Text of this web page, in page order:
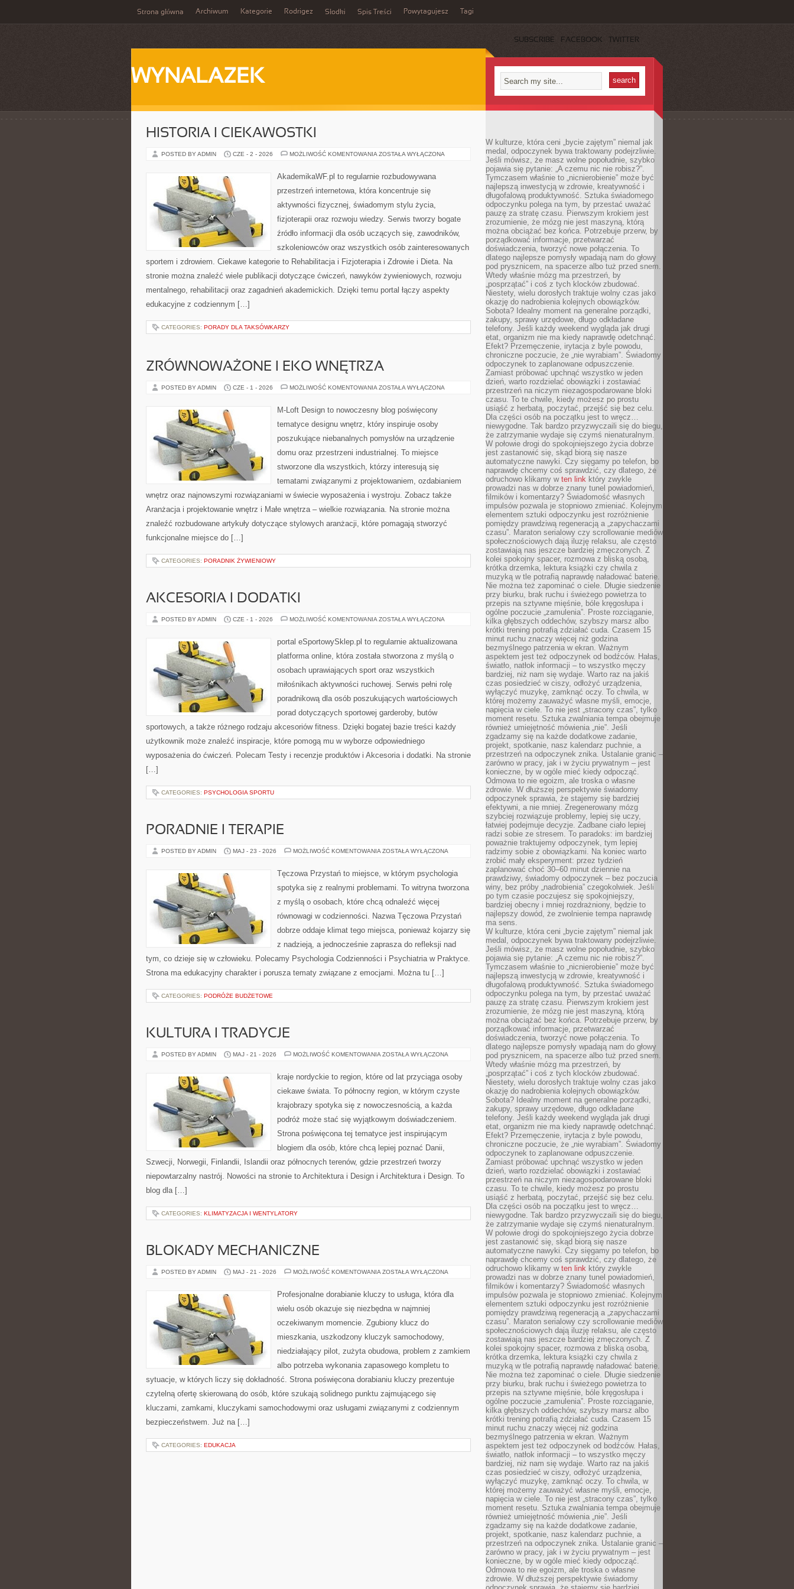
Strona główna Archiwum Kategorie Rodrigez Słodki Spis Treści Powytagujesz Tagi
SUBSCRIBE FACEBOOK TWITTER
WYNALAZEK
HISTORIA I CIEKAWOSTKI
POSTED BY ADMIN CZE - 2 - 2026 MOŻLIWOŚĆ KOMENTOWANIA HISTORIA
ZOSTAŁA WYŁĄCZONA
AkademikaWF.pl to regularnie rozbudowywana
przestrzeń internetowa, która koncentruje się
aktywności fizycznej, świadomym stylu życia,
fizjoterapii oraz rozwoju wiedzy. Serwis tworzy bogate
źródło informacji dla osób uczących się, zawodników,
szkoleniowców oraz wszystkich osób zainteresowanych
sportem i zdrowiem. Ciekawe kategorie to Rehabilitacja i Fizjoterapia i Zdrowie i Dieta. Na
stronie można znaleźć wiele publikacji dotyczące ćwiczeń, nawyków żywieniowych, rozwoju
mentalnego, rehabilitacji oraz zagadnień akademickich. Dzięki temu portal łączy aspekty
edukacyjne z codziennym […]
CATEGORIES: PORADY DLA TAKSÓWKARZY
ZRÓWNOWAŻONE I EKO WNĘTRZA
POSTED BY ADMIN CZE - 1 - 2026 MOŻLIWOŚĆ KOMENTOWANIA ZRÓWNOWAŻONE
WNĘTRZA
ZOSTAŁA WYŁĄCZONA
M-Loft Design to nowoczesny blog poświęcony
tematyce designu wnętrz, który inspiruje osoby
poszukujące niebanalnych pomysłów na urządzenie
domu oraz przestrzeni industrialnej. To miejsce
stworzone dla wszystkich, którzy interesują się
tematami związanymi z projektowaniem, ozdabianiem
wnętrz oraz najnowszymi rozwiązaniami w świecie wyposażenia i wystroju. Zobacz także
Aranżacja i projektowanie wnętrz i Małe wnętrza – wielkie rozwiązania. Na stronie można
znaleźć rozbudowane artykuły dotyczące stylowych aranżacji, które pomagają stworzyć
funkcjonalne miejsce do […]
CATEGORIES: PORADNIK ŻYWIENIOWY
AKCESORIA I DODATKI
POSTED BY ADMIN CZE - 1 - 2026 MOŻLIWOŚĆ KOMENTOWANIA AKCESORIA
ZOSTAŁA WYŁĄCZONA
portal eSportowySklep.pl to regularnie aktualizowana
platforma online, która została stworzona z myślą o
osobach uprawiających sport oraz wszystkich
miłośnikach aktywności ruchowej. Serwis pełni rolę
poradnikową dla osób poszukujących wartościowych
porad dotyczących sportowej garderoby, butów
sportowych, a także różnego rodzaju akcesoriów fitness. Dzięki bogatej bazie treści każdy
użytkownik może znaleźć inspiracje, które pomogą mu w wyborze odpowiedniego
wyposażenia do ćwiczeń. Polecam Testy i recenzje produktów i Akcesoria i dodatki. Na stronie
[…]
CATEGORIES: PSYCHOLOGIA SPORTU
PORADNIE I TERAPIE
POSTED BY ADMIN MAJ - 23 - 2026 MOŻLIWOŚĆ KOMENTOWANIA PORADNIE
ZOSTAŁA WYŁĄCZONA
Tęczowa Przystań to miejsce, w którym psychologia
spotyka się z realnymi problemami. To witryna tworzona
z myślą o osobach, które chcą odnaleźć więcej
równowagi w codzienności. Nazwa Tęczowa Przystań
dobrze oddaje klimat tego miejsca, ponieważ kojarzy się
z nadzieją, a jednocześnie zaprasza do refleksji nad
tym, co dzieje się w człowieku. Polecamy Psychologia Codzienności i Psychiatria w Praktyce.
Strona ma edukacyjny charakter i porusza tematy związane z emocjami. Można tu […]
CATEGORIES: PODRÓŻE BUDŻETOWE
KULTURA I TRADYCJE
POSTED BY ADMIN MAJ - 21 - 2026 MOŻLIWOŚĆ KOMENTOWANIA KULTURA
ZOSTAŁA WYŁĄCZONA
kraje nordyckie to region, które od lat przyciąga osoby
ciekawe świata. To północny region, w którym czyste
krajobrazy spotyka się z nowoczesnością, a każda
podróż może stać się wyjątkowym doświadczeniem.
Strona poświęcona tej tematyce jest inspirującym
blogiem dla osób, które chcą lepiej poznać Danii,
Szwecji, Norwegii, Finlandii, Islandii oraz północnych terenów, gdzie przestrzeń tworzy
niepowtarzalny nastrój. Nowości na stronie to Architektura i Design i Architektura i Design. To
blog dla […]
CATEGORIES: KLIMATYZACJA I WENTYLATORY
BLOKADY MECHANICZNE
POSTED BY ADMIN MAJ - 21 - 2026 MOŻLIWOŚĆ KOMENTOWANIA BLOKADY
ZOSTAŁA WYŁĄCZONA
Profesjonalne dorabianie kluczy to usługa, która dla
wielu osób okazuje się niezbędna w najmniej
oczekiwanym momencie. Zgubiony klucz do
mieszkania, uszkodzony kluczyk samochodowy,
niedziałający pilot, zużyta obudowa, problem z zamkiem
albo potrzeba wykonania zapasowego kompletu to
sytuacje, w których liczy się dokładność. Strona poświęcona dorabianiu kluczy prezentuje
czytelną ofertę skierowaną do osób, które szukają solidnego punktu zajmującego się
kluczami, zamkami, kluczykami samochodowymi oraz usługami związanymi z codziennym
bezpieczeństwem. Już na […]
CATEGORIES: EDUKACJA
W kulturze, która ceni „bycie zajętym” niemal jak
medal, odpoczynek bywa traktowany podejrzliwie.
Jeśli mówisz, że masz wolne popołudnie, szybko
pojawia się pytanie: „A czemu nic nie robisz?”.
Tymczasem właśnie to „nicnierobienie” może być
najlepszą inwestycją w zdrowie, kreatywność i
długofalową produktywność. Sztuka świadomego
odpoczynku polega na tym, by przestać uważać
pauzę za stratę czasu. Pierwszym krokiem jest
zrozumienie, że mózg nie jest maszyną, którą
można obciążać bez końca. Potrzebuje przerw, by
porządkować informacje, przetwarzać
doświadczenia, tworzyć nowe połączenia. To
dlatego najlepsze pomysły wpadają nam do głowy
pod prysznicem, na spacerze albo tuż przed snem.
Wtedy właśnie mózg ma przestrzeń, by
„posprzątać” i coś z tych klocków zbudować.
Niestety, wielu dorosłych traktuje wolny czas jako
okazję do nadrobienia kolejnych obowiązków.
Sobota? Idealny moment na generalne porządki,
zakupy, sprawy urzędowe, długo odkładane
telefony. Jeśli każdy weekend wygląda jak drugi
etat, organizm nie ma kiedy naprawdę odetchnąć.
Efekt? Przemęczenie, irytacja z byle powodu,
chroniczne poczucie, że „nie wyrabiam”. Świadomy
odpoczynek to zaplanowane odpuszczenie.
Zamiast próbować upchnąć wszystko w jeden
dzień, warto rozdzielać obowiązki i zostawiać
przestrzeń na niczym niezagospodarowane bloki
czasu. To te chwile, kiedy możesz po prostu
usiąść z herbatą, poczytać, przejść się bez celu.
Dla części osób na początku jest to wręcz…
niewygodne. Tak bardzo przyzwyczaili się do biegu,
że zatrzymanie wydaje się czymś nienaturalnym.
W połowie drogi do spokojniejszego życia dobrze
jest zastanowić się, skąd biorą się nasze
automatyczne nawyki. Czy sięgamy po telefon, bo
naprawdę chcemy coś sprawdzić, czy dlatego, że
odruchowo klikamy w ten link który zwykle
prowadzi nas w dobrze znany tunel powiadomień,
filmików i komentarzy? Świadomość własnych
impulsów pozwala je stopniowo zmieniać. Kolejnym
elementem sztuki odpoczynku jest rozróżnienie
pomiędzy prawdziwą regeneracją a „zapychaczami
czasu”. Maraton serialowy czy scrollowanie mediów
społecznościowych dają iluzję relaksu, ale często
zostawiają nas jeszcze bardziej zmęczonych. Z
kolei spokojny spacer, rozmowa z bliską osobą,
krótka drzemka, lektura książki czy chwila z
muzyką w tle potrafią naprawdę naładować baterie.
Nie można też zapominać o ciele. Długie siedzenie
przy biurku, brak ruchu i świeżego powietrza to
przepis na sztywne mięśnie, bóle kręgosłupa i
ogólne poczucie „zamulenia”. Proste rozciąganie,
kilka głębszych oddechów, szybszy marsz albo
krótki trening potrafią zdziałać cuda. Czasem 15
minut ruchu znaczy więcej niż godzina
bezmyślnego patrzenia w ekran. Ważnym
aspektem jest też odpoczynek od bodźców. Hałas,
światło, natłok informacji – to wszystko męczy
bardziej, niż nam się wydaje. Warto raz na jakiś
czas posiedzieć w ciszy, odłożyć urządzenia,
wyłączyć muzykę, zamknąć oczy. To chwila, w
której możemy zauważyć własne myśli, emocje,
napięcia w ciele. To nie jest „stracony czas”, tylko
moment resetu. Sztuka zwalniania tempa obejmuje
również umiejętność mówienia „nie”. Jeśli
zgadzamy się na każde dodatkowe zadanie,
projekt, spotkanie, nasz kalendarz puchnie, a
przestrzeń na odpoczynek znika. Ustalanie granic –
zarówno w pracy, jak i w życiu prywatnym – jest
konieczne, by w ogóle mieć kiedy odpocząć.
Odmowa to nie egoizm, ale troska o własne
zdrowie. W dłuższej perspektywie świadomy
odpoczynek sprawia, że stajemy się bardziej
efektywni, a nie mniej. Zregenerowany mózg
szybciej rozwiązuje problemy, lepiej się uczy,
łatwiej podejmuje decyzje. Zadbane ciało lepiej
radzi sobie ze stresem. To paradoks: im bardziej
poważnie traktujemy odpoczynek, tym lepiej
radzimy sobie z obowiązkami. Na koniec warto
zrobić mały eksperyment: przez tydzień
zaplanować choć 30–60 minut dziennie na
prawdziwy, świadomy odpoczynek – bez poczucia
winy, bez próby „nadrobienia” czegokolwiek. Jeśli
po tym czasie poczujesz się spokojniejszy,
bardziej obecny i mniej rozdrażniony, będzie to
najlepszy dowód, że zwolnienie tempa naprawdę
ma sens.
W kulturze, która ceni „bycie zajętym” niemal jak
medal, odpoczynek bywa traktowany podejrzliwie.
Jeśli mówisz, że masz wolne popołudnie, szybko
pojawia się pytanie: „A czemu nic nie robisz?”.
Tymczasem właśnie to „nicnierobienie” może być
najlepszą inwestycją w zdrowie, kreatywność i
długofalową produktywność. Sztuka świadomego
odpoczynku polega na tym, by przestać uważać
pauzę za stratę czasu. Pierwszym krokiem jest
zrozumienie, że mózg nie jest maszyną, którą
można obciążać bez końca. Potrzebuje przerw, by
porządkować informacje, przetwarzać
doświadczenia, tworzyć nowe połączenia. To
dlatego najlepsze pomysły wpadają nam do głowy
pod prysznicem, na spacerze albo tuż przed snem.
Wtedy właśnie mózg ma przestrzeń, by
„posprzątać” i coś z tych klocków zbudować.
Niestety, wielu dorosłych traktuje wolny czas jako
okazję do nadrobienia kolejnych obowiązków.
Sobota? Idealny moment na generalne porządki,
zakupy, sprawy urzędowe, długo odkładane
telefony. Jeśli każdy weekend wygląda jak drugi
etat, organizm nie ma kiedy naprawdę odetchnąć.
Efekt? Przemęczenie, irytacja z byle powodu,
chroniczne poczucie, że „nie wyrabiam”. Świadomy
odpoczynek to zaplanowane odpuszczenie.
Zamiast próbować upchnąć wszystko w jeden
dzień, warto rozdzielać obowiązki i zostawiać
przestrzeń na niczym niezagospodarowane bloki
czasu. To te chwile, kiedy możesz po prostu
usiąść z herbatą, poczytać, przejść się bez celu.
Dla części osób na początku jest to wręcz…
niewygodne. Tak bardzo przyzwyczaili się do biegu,
że zatrzymanie wydaje się czymś nienaturalnym.
W połowie drogi do spokojniejszego życia dobrze
jest zastanowić się, skąd biorą się nasze
automatyczne nawyki. Czy sięgamy po telefon, bo
naprawdę chcemy coś sprawdzić, czy dlatego, że
odruchowo klikamy w ten link który zwykle
prowadzi nas w dobrze znany tunel powiadomień,
filmików i komentarzy? Świadomość własnych
impulsów pozwala je stopniowo zmieniać. Kolejnym
elementem sztuki odpoczynku jest rozróżnienie
pomiędzy prawdziwą regeneracją a „zapychaczami
czasu”. Maraton serialowy czy scrollowanie mediów
społecznościowych dają iluzję relaksu, ale często
zostawiają nas jeszcze bardziej zmęczonych. Z
kolei spokojny spacer, rozmowa z bliską osobą,
krótka drzemka, lektura książki czy chwila z
muzyką w tle potrafią naprawdę naładować baterie.
Nie można też zapominać o ciele. Długie siedzenie
przy biurku, brak ruchu i świeżego powietrza to
przepis na sztywne mięśnie, bóle kręgosłupa i
ogólne poczucie „zamulenia”. Proste rozciąganie,
kilka głębszych oddechów, szybszy marsz albo
krótki trening potrafią zdziałać cuda. Czasem 15
minut ruchu znaczy więcej niż godzina
bezmyślnego patrzenia w ekran. Ważnym
aspektem jest też odpoczynek od bodźców. Hałas,
światło, natłok informacji – to wszystko męczy
bardziej, niż nam się wydaje. Warto raz na jakiś
czas posiedzieć w ciszy, odłożyć urządzenia,
wyłączyć muzykę, zamknąć oczy. To chwila, w
której możemy zauważyć własne myśli, emocje,
napięcia w ciele. To nie jest „stracony czas”, tylko
moment resetu. Sztuka zwalniania tempa obejmuje
również umiejętność mówienia „nie”. Jeśli
zgadzamy się na każde dodatkowe zadanie,
projekt, spotkanie, nasz kalendarz puchnie, a
przestrzeń na odpoczynek znika. Ustalanie granic –
zarówno w pracy, jak i w życiu prywatnym – jest
konieczne, by w ogóle mieć kiedy odpocząć.
Odmowa to nie egoizm, ale troska o własne
zdrowie. W dłuższej perspektywie świadomy